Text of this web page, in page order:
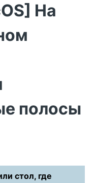
На
полосы
стол, где